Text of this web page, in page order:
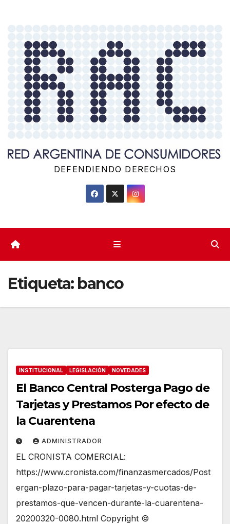
contenido
DEFENDIENDO DERECHOS
Etiqueta: banco
INSTITUCIONAL LEGISLACIÓN NOVEDADES
El Banco Central Posterga Pago de
Tarjetas y Prestamos Por efecto de
la Cuarentena
ADMINISTRADOR
EL CRONISTA COMERCIAL:
https://www.cronista.com/finanzasmercados/Post
ergan-plazo-para-pagar-tarjetas-y-cuotas-de-
prestamos-que-vencen-durante-la-cuarentena-
20200320-0080.html Copyright ©